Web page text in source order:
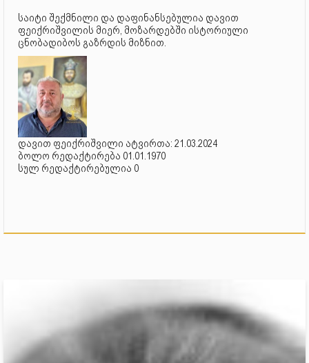
საიტი შექმნილი და დაფინანსებულია დავით
ფეიქრიშვილის მიერ, მოზარდებში ისტორიული
ცნობადიბოს გაზრდის მიზნით.
დავით ფეიქრიშვილი ატვირთა: 21.03.2024
ბოლო რედაქტირება 01.01.1970
სულ რედაქტირებულია 0